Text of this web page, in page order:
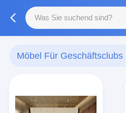
Möbel Für Geschäftsclubs